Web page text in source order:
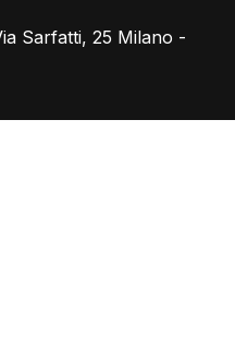
Sarfatti, 25 Milano -